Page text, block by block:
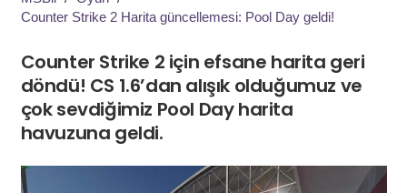
Counter Strike 2 Harita güncellemesi: Pool Day geldi!
Counter Strike 2 için efsane harita geri
döndü! CS 1.6’dan alışık olduğumuz ve
çok sevdiğimiz Pool Day harita
havuzuna geldi.